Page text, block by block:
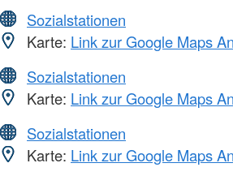
Sozialstationen
Karte: Link zur Google Maps
Sozialstationen
Karte: Link zur Google Maps
Sozialstationen
Karte: Link zur Google Maps